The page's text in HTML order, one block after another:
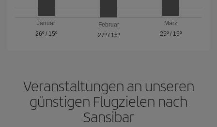
Januar
26º/ 15º
Februar
27º/ 15º
März
25º / 15º
Veranstaltungen an unseren
günstigen Flugzielen nach
Sansibar